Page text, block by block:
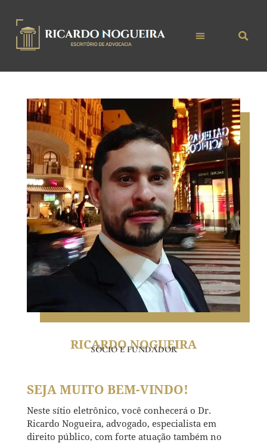
SEJA MUITO BEM-VINDO!
Neste sítio eletrônico, você conhecerá o Dr.
Ricardo Nogueira, advogado, especialista em
direito público, com forte atuação também no
RICARDO NOGUEIRA
SÓCIO E FUNDADOR